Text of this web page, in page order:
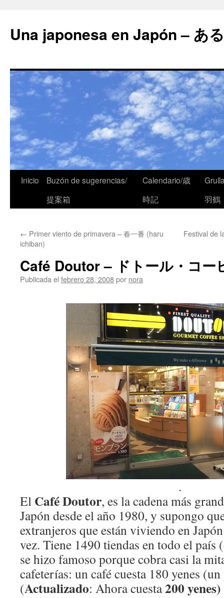
Una japonesa en Japón – あ
Inicio
Buzón de sugerencias/
提案箱
Calendario/歳
時記
羽鶴
← Primer viento de primavera – 春一番 (haru
ichiban)
Festival de
Café Doutor – ドトール・コー
Publicada el febrero 28, 2008por nora
.
El Café Doutor, es la cadena más
Japón desde el año 1980, y supongo
extranjeros que están viviendo en
vez. Tiene 1490 tiendas en todo el país
se hizo famoso porque cobra casi la
cafeterías: un café cuesta 180 yenes
(Actualizado: Ahora cuesta200 yenes)